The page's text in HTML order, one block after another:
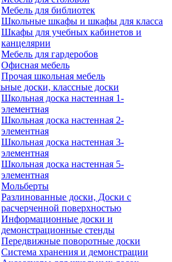
Мебель для библиотек
Школьные шкафы и шкафы для класса
Шкафы для учебных кабинетов и
канцелярии
Мебель для гардеробов
Офисная мебель
Прочая школьная мебель
доски, классные доски
Школьная доска настенная 1-
элементная
Школьная доска настенная 2-
элементная
Школьная доска настенная 3-
элементная
Школьная доска настенная 5-
элементная
Мольберты
Разлинованные доски, Доски с
расчерченной поверхностью
Информационные доски и
демонстрационные стенды
Передвижные поворотные доски
Система хранения и демонстрации